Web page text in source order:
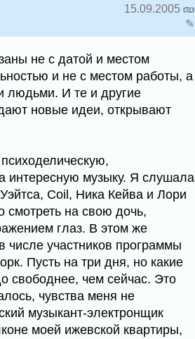
15.09.2005
✎
не с датой и местом
и не с местом работы, а
людьми. И те и другие
новые идеи, открывают
интересную музыку. Я слушала
Coil, Ника Кейва и Лори
на свою дочь,
глаз. В этом же
числе участников программы
Пусть на три дня, но какие
свободнее, чем сейчас. Это
чувства меня не
музыкант-электронщик
моей ижевской квартиры,